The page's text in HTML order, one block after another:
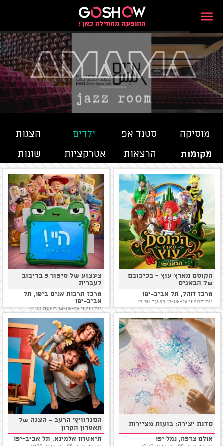
מוסיקה סטנד אפ ילדים
הצגות
הרצאות
אטרקציות שונות מקומות
הקוסם מארץ עוץ - בכיכובם
של הבאגיס
מרכז דוהל, תל אביב-יפו
יום חמישי 13-08-26 בשעה 17:30
צעצוע של סיפור 5 בדיבוב
לעברית
מרכז תרבות אניס ביפו, תל
אביב-יפו
יום שישי 14-08-26 בשעה 11:00
סדנת יצירה: בועות מציירות
אולם צדפה, נמל יפו
הסנדוויץ' הרעב - הצגה של
תאטרון הקרון
תיאטרון אלמינא, תל אביב-יפו